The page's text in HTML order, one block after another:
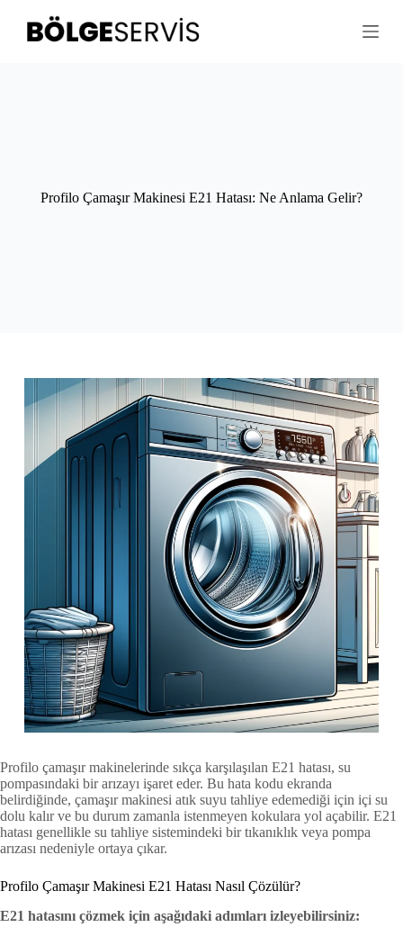
Profilo Çamaşır Makinesi E21 Hatası: Ne Anlama Gelir?
Profilo çamaşır makinelerinde sıkça karşılaşılan E21 hatası, su
pompasındaki bir arızayı işaret eder. Bu hata kodu ekranda
belirdiğinde, çamaşır makinesi atık suyu tahliye edemediği için içi su
dolu kalır ve bu durum zamanla istenmeyen kokulara yol açabilir. E21
hatası genellikle su tahliye sistemindeki bir tıkanıklık veya pompa
arızası nedeniyle ortaya çıkar.
Profilo Çamaşır Makinesi E21 Hatası Nasıl Çözülür?
E21 hatasını çözmek için aşağıdaki adımları izleyebilirsiniz: